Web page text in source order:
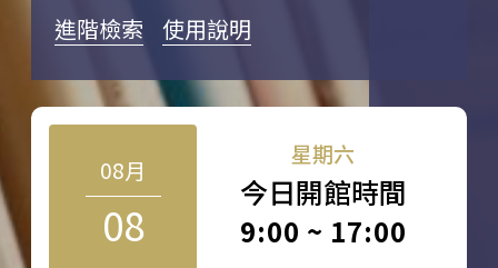
進階檢索 使用說明
08月
08
星期六
今日開館時間
9:00 ~ 17:00